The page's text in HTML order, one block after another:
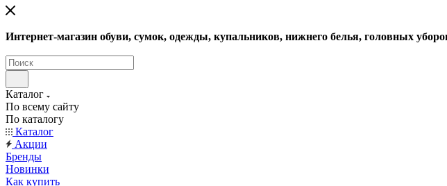
Интернет-магазин обуви, сумок, одежды, купальников, нижнего белья, головных
Каталог
По всему сайту
По каталогу
Каталог
Акции
Бренды
Новинки
Как купить